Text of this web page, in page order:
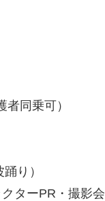
同乗可）
り）
ターPR・撮影会